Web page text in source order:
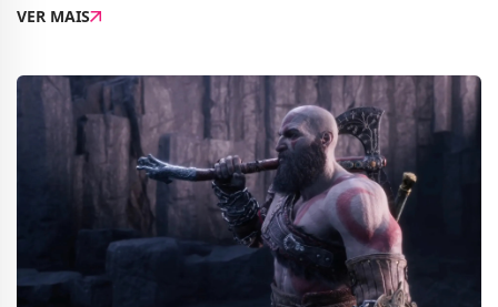
thriller de ação dirigido por Patricia R
VER MAIS